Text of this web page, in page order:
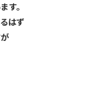
す。
はず